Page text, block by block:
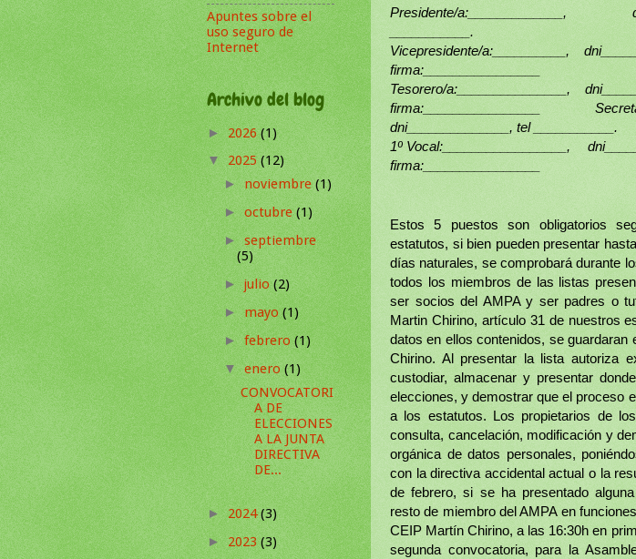
Presidente/a: _____________,
___________.
Vicepresidente/a:__________,
firma:________________
Tesorero/a:_______________,
firma:________________
dni______________, tel ___________.
1º Vocal:_________________,
firma:________________
Estos 5 puestos son obligatorios
estatutos, si bien pueden presentar
días naturales, se comprobará durante
todos los miembros de las listas
ser socios del AMPA y ser padres o
Martin Chirino, artículo 31 de nuestros
datos en ellos contenidos, se guardaran
Chirino. Al presentar la lista autoriza
custodiar, almacenar y presentar
elecciones, y demostrar que el proceso
a los estatutos. Los propietarios de
consulta, cancelación, modificación y
orgánica de datos personales,
con la directiva accidental actual o la
de febrero, si se ha presentado
resto de miembro del AMPA en
CEIP Martín Chirino, a las 16:30h en
segunda convocatoria, para la
Apuntes sobre el
uso seguro de
Internet
Archivo del blog
►2026(1)
▼2025(12)
►noviembre(1)
►octubre(1)
►septiembre
(5)
►julio(2)
►mayo(1)
►febrero(1)
▼enero(1)
CONVOCATORI
A DE
ELECCIONES
A LA JUNTA
DIRECTIVA
DE...
►2024(3)
►2023(3)